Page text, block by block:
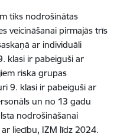
tiks nodrošinātas
veicināšanai pirmajās trīs
ar individuāli
klasi ir pabeiguši ar
riska grupas
9. klasi ir pabeiguši ar
un no 13 gadu
nodrošināšanai
liecību, IZM līdz 2024.